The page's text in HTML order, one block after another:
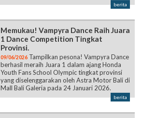
berita
Memukau! Vampyra Dance Raih Juara
1 Dance Competition Tingkat
Provinsi.
09/06/2026 Tampilkan pesona! Vampyra Dance
berhasil meraih Juara 1 dalam ajang Honda
Youth Fans School Olympic tingkat provinsi
yang diselenggarakan oleh Astra Motor Bali di
Mall Bali Galeria pada 24 Januari 2026.
berita